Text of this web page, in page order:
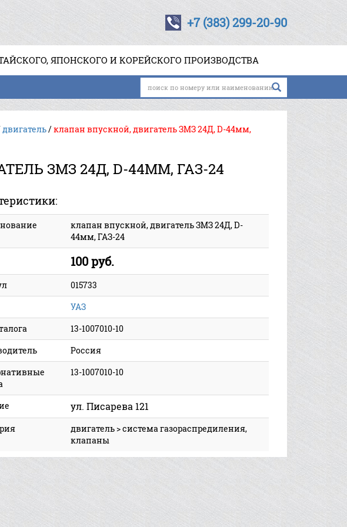
+7 (383) 299-20-90
ЯПОНСКОГО И КОРЕЙСКОГО ПРОИЗВОДСТВА
двигатель/клапан впускной, двигатель ЗМЗ 24Д, D-44мм,
ЗМЗ 24Д, D-44ММ, ГАЗ-24
клапан впускной, двигатель ЗМЗ 24Д, D-
44мм, ГАЗ-24
100 руб.
015733
УАЗ
13-1007010-10
Россия
13-1007010-10
ул. Писарева 121
двигатель > система газораспредиления,
клапаны